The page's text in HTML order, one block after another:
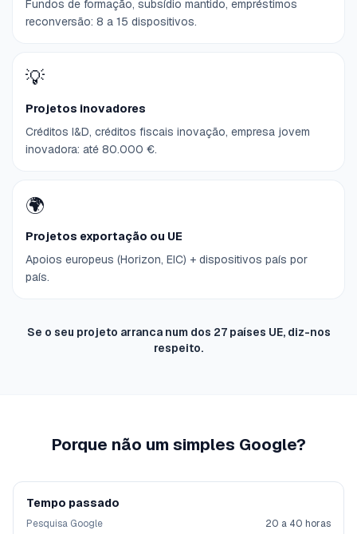
Fundos de formação, subsídio mantido, empréstimos
reconversão: 8 a 15 dispositivos.
💡
Projetos inovadores
Créditos I&D, créditos fiscais inovação, empresa jovem
inovadora: até 80.000 €.
🌍
Projetos exportação ou UE
Apoios europeus (Horizon, EIC) + dispositivos país por
país.
Se o seu projeto arranca num dos 27 países UE, diz-nos
respeito.
Porque não um simples Google?
Tempo passado
Pesquisa Google
20 a 40 horas